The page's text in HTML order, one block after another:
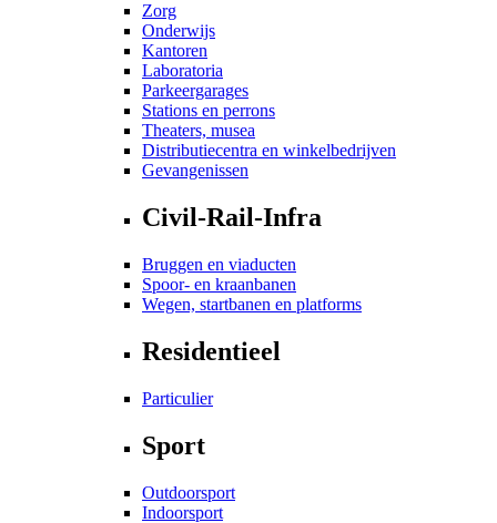
Zorg
Onderwijs
Kantoren
Laboratoria
Parkeergarages
Stations en perrons
Theaters, musea
Distributiecentra en winkelbedrijven
Gevangenissen
Civil-Rail-Infra
Bruggen en viaducten
Spoor- en kraanbanen
Wegen, startbanen en platforms
Residentieel
Particulier
Sport
Outdoorsport
Indoorsport